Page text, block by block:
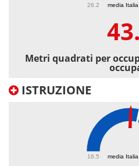
media
26.2
Metri quadrati per
ISTRUZIONE
media
16.5